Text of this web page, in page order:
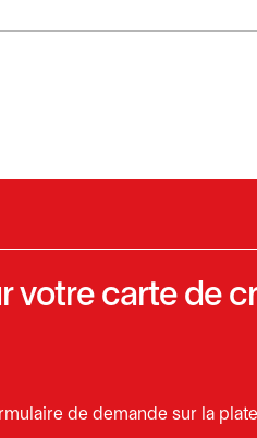
votre carte de
de demande sur la